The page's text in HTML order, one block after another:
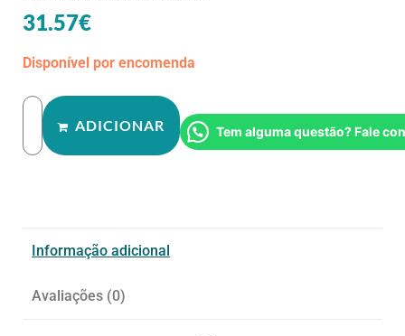
31.57€
Disponível por encomenda
ADICIONAR Tem alguma questão? Fale
Informação adicional
Avaliações (0)